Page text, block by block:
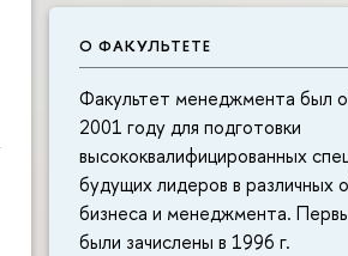
О ФАКУЛЬТЕТЕ
Факультет менеджмента был
2001 году для подготовки
высококвалифицированных
будущих лидеров в различных
бизнеса и менеджмента.
были зачислены в 1996 г.